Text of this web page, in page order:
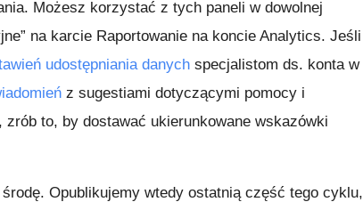
Możesz korzystać z tych paneli w dowolnej
na karcie Raportowanie na koncie Analytics. Jeśli
udostępniania danych specjalistom ds. konta w
z sugestiami dotyczącymi pomocy i
to, by dostawać ukierunkowane wskazówki
Opublikujemy wtedy ostatnią część tego cyklu,